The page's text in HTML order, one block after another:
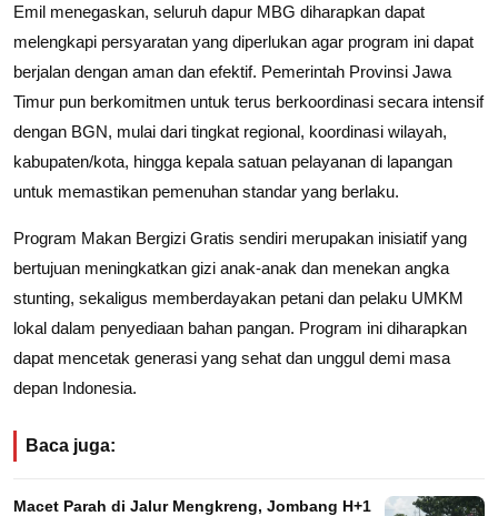
Emil menegaskan, seluruh dapur MBG diharapkan dapat
melengkapi persyaratan yang diperlukan agar program ini dapat
berjalan dengan aman dan efektif. Pemerintah Provinsi Jawa
Timur pun berkomitmen untuk terus berkoordinasi secara intensif
dengan BGN, mulai dari tingkat regional, koordinasi wilayah,
kabupaten/kota, hingga kepala satuan pelayanan di lapangan
untuk memastikan pemenuhan standar yang berlaku.
Program Makan Bergizi Gratis sendiri merupakan inisiatif yang
bertujuan meningkatkan gizi anak-anak dan menekan angka
stunting, sekaligus memberdayakan petani dan pelaku UMKM
lokal dalam penyediaan bahan pangan. Program ini diharapkan
dapat mencetak generasi yang sehat dan unggul demi masa
depan Indonesia.
Baca juga:
Macet Parah di Jalur Mengkreng, Jombang H+1